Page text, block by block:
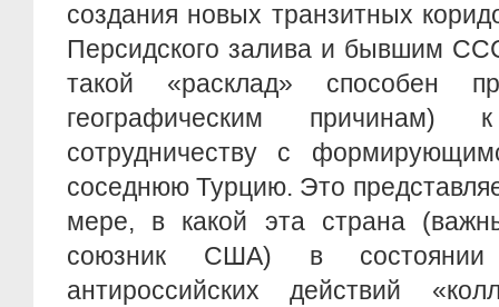
создания новых транзитных
Персидского залива и бывшим
такой «расклад» способен
географическим
сотрудничеству с
соседнюю Турцию. Это
мере, в какой эта страна
союзник США) в состоянии
антироссийских действий